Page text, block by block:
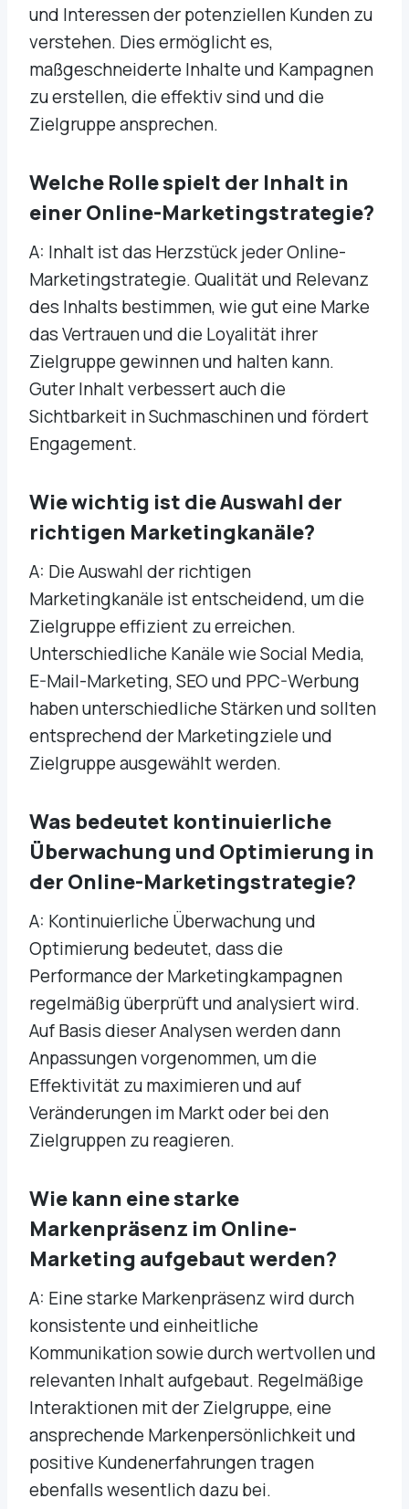
und Interessen der potenziellen Kunden zu
verstehen. Dies ermöglicht es,
maßgeschneiderte Inhalte und Kampagnen
zu erstellen, die effektiv sind und die
Zielgruppe ansprechen.
Welche Rolle spielt der Inhalt in
einer Online-Marketingstrategie?
A: Inhalt ist das Herzstück jeder Online-
Marketingstrategie. Qualität und Relevanz
des Inhalts bestimmen, wie gut eine Marke
das Vertrauen und die Loyalität ihrer
Zielgruppe gewinnen und halten kann.
Guter Inhalt verbessert auch die
Sichtbarkeit in Suchmaschinen und fördert
Engagement.
Wie wichtig ist die Auswahl der
richtigen Marketingkanäle?
A: Die Auswahl der richtigen
Marketingkanäle ist entscheidend, um die
Zielgruppe effizient zu erreichen.
Unterschiedliche Kanäle wie Social Media,
E-Mail-Marketing, SEO und PPC-Werbung
haben unterschiedliche Stärken und sollten
entsprechend der Marketingziele und
Zielgruppe ausgewählt werden.
Was bedeutet kontinuierliche
Überwachung und Optimierung in
der Online-Marketingstrategie?
A: Kontinuierliche Überwachung und
Optimierung bedeutet, dass die
Performance der Marketingkampagnen
regelmäßig überprüft und analysiert wird.
Auf Basis dieser Analysen werden dann
Anpassungen vorgenommen, um die
Effektivität zu maximieren und auf
Veränderungen im Markt oder bei den
Zielgruppen zu reagieren.
Wie kann eine starke
Markenpräsenz im Online-
Marketing aufgebaut werden?
A: Eine starke Markenpräsenz wird durch
konsistente und einheitliche
Kommunikation sowie durch wertvollen und
relevanten Inhalt aufgebaut. Regelmäßige
Interaktionen mit der Zielgruppe, eine
ansprechende Markenpersönlichkeit und
positive Kundenerfahrungen tragen
ebenfalls wesentlich dazu bei.